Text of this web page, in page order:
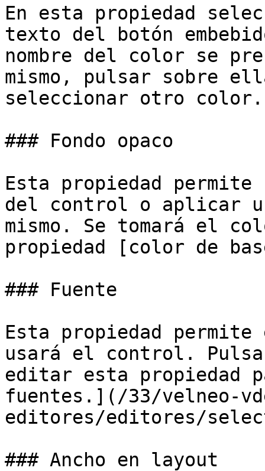
En esta propiedad
texto del botón
nombre del color se
mismo, pulsar sobre
seleccionar otro color.
### Fondo opaco
Esta propiedad
del control o aplicar
mismo. Se tomará el
propiedad [color de
### Fuente
Esta propiedad
usará el control.
editar esta propiedad
fuentes.](/33/velneo-
editores/editores/
### Ancho en layout